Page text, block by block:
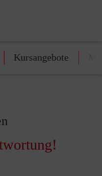
Kursangebote